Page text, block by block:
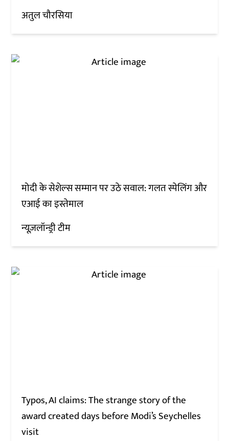
अतुल चौरसिया
मोदी के सेशेल्स सम्मान पर उठे सवाल: गलत स्पेलिंग और
एआई का इस्तेमाल
न्यूज़लॉन्ड्री टीम
Typos, AI claims: The strange story of the
award created days before Modi’s Seychelles
visit